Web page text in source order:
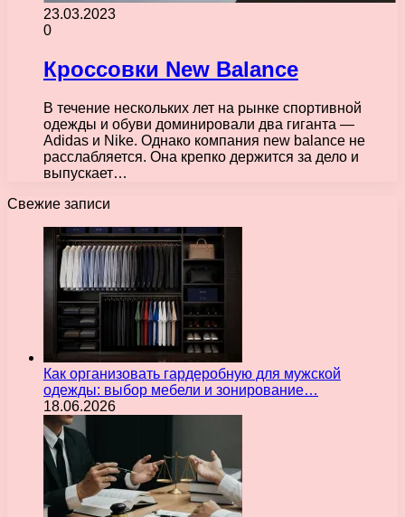
23.03.2023
0
Кроссовки New Balance
В течение нескольких лет на рынке спортивной
одежды и обуви доминировали два гиганта —
Adidas и Nike. Однако компания new balance не
расслабляется. Она крепко держится за дело и
выпускает…
Свежие записи
Как организовать гардеробную для мужской
одежды: выбор мебели и зонирование…
18.06.2026